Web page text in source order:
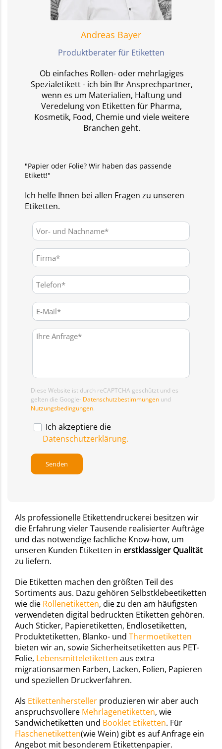
Andreas Bayer
Produktberater für Etiketten
Ob einfaches Rollen- oder mehrlagiges
Spezialetikett - ich bin Ihr Ansprechpartner,
wenn es um Materialien, Haftung und
Veredelung von Etiketten für Pharma,
Kosmetik, Food, Chemie und viele weitere
Branchen geht.
"Papier oder Folie? Wir haben das passende
Etikett!"
Ich helfe Ihnen bei allen Fragen zu unseren
Etiketten.
Diese Website ist durch reCAPTCHA geschützt und es
gelten die Google- Datenschutzbestimmungen und
Nutzungsbedingungen.
Ich akzeptiere die
Datenschutzerklärung.
Als professionelle Etikettendruckerei besitzen wir
die Erfahrung vieler Tausende realisierter Aufträge
und das notwendige fachliche Know-how, um
unseren Kunden Etiketten in erstklassiger Qualität
zu liefern.
Die Etiketten machen den größten Teil des
Sortiments aus. Dazu gehören Selbstklebeetiketten
wie die Rollenetiketten, die zu den am häufigsten
verwendeten digital bedruckten Etiketten gehören.
Auch Sticker, Papieretiketten, Endlosetiketten,
Produktetiketten, Blanko- und Thermoetiketten
bieten wir an, sowie Sicherheitsetiketten aus PET-
Folie, Lebensmitteletiketten aus extra
migrationsarmen Farben, Lacken, Folien, Papieren
und speziellen Druckverfahren.
Als Etikettenhersteller produzieren wir aber auch
anspruchsvollere Mehrlagenetiketten, wie
Sandwichetiketten und Booklet Etiketten. Für
Flaschenetiketten(wie Wein) gibt es auf Anfrage ein
Angebot mit besonderem Etikettenpapier.